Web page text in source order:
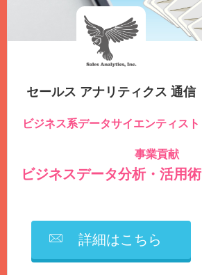
セールス アナリティクス 通信
ビジネス系データサイエンティスト
事業貢献
ビジネスデータ分析・活用術
詳細はこちら